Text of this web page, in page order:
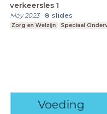
verkeersles 1
May 2023- 8 slides
Zorg en Welzijn Speciaal